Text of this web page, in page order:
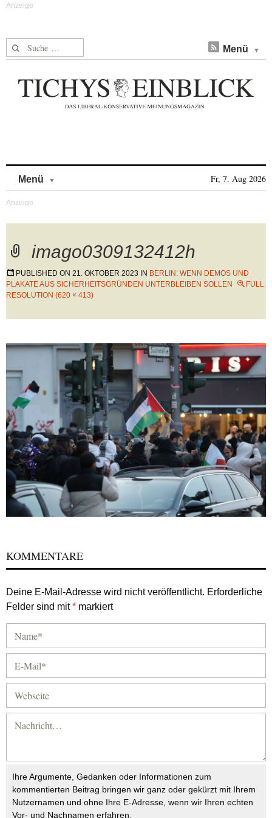
Suche nach: Menü
Menü Fr, 7. Aug 2026
imago0309132412h
PUBLISHED ON 21. OKTOBER 2023 IN BERLIN: WENN DEMOS UND
PLAKATE AUS SICHERHEITSGRÜNDEN UNTERBLEIBEN SOLLEN
FULL
RESOLUTION (620 × 413)
KOMMENTARE
Deine E-Mail-Adresse wird nicht veröffentlicht. Erforderliche
Felder sind mit* markiert
Ihre Argumente, Gedanken oder Informationen zum
kommentierten Beitrag bringen wir ganz oder gekürzt mit Ihrem
Nutzernamen und ohne Ihre E-Adresse, wenn wir Ihren echten
Vor- und Nachnamen erfahren.